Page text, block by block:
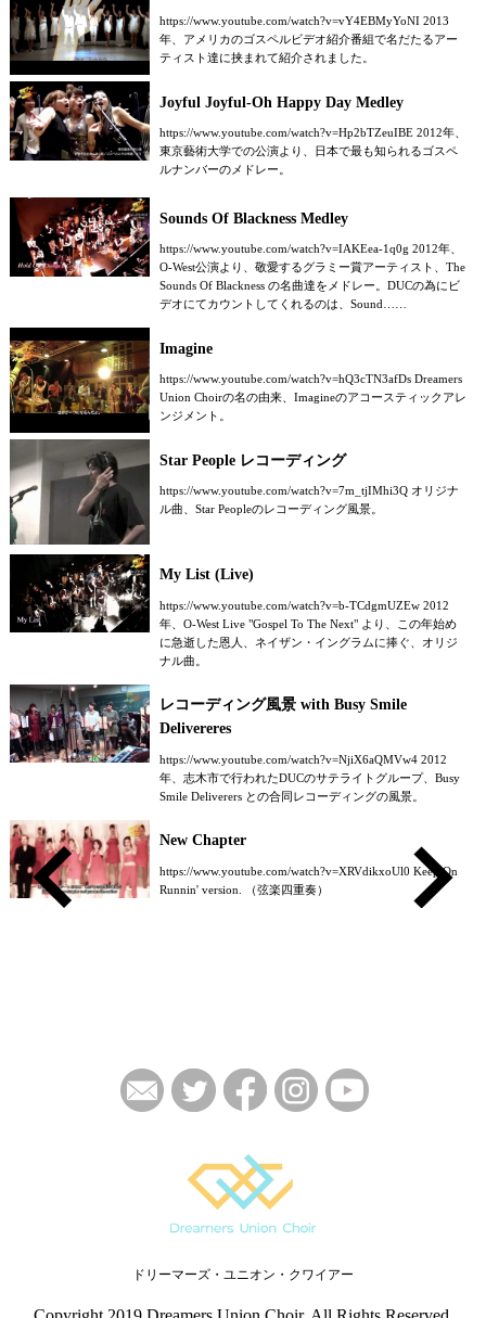
https://www.youtube.com/watch?v=vY4EBMyYoNI 2013
年、アメリカのゴスペルビデオ紹介番組で名だたるアー
ティスト達に挟まれて紹介されました。
Joyful Joyful-Oh Happy Day Medley
https://www.youtube.com/watch?v=Hp2bTZeuIBE 2012年、
東京藝術大学での公演より、日本で最も知られるゴスペ
ルナンバーのメドレー。
Sounds Of Blackness Medley
https://www.youtube.com/watch?v=IAKEea-1q0g 2012年、
O-West公演より、敬愛するグラミー賞アーティスト、The
Sounds Of Blackness の名曲達をメドレー。DUCの為にビ
デオにてカウントしてくれるのは、Sound……
Imagine
https://www.youtube.com/watch?v=hQ3cTN3afDs Dreamers
Union Choirの名の由来、Imagineのアコースティックアレ
ンジメント。
Star People レコーディング
https://www.youtube.com/watch?v=7m_tjIMhi3Q オリジナ
ル曲、Star Peopleのレコーディング風景。
My List (Live)
https://www.youtube.com/watch?v=b-TCdgmUZEw 2012
年、O-West Live "Gospel To The Next" より、この年始め
に急逝した恩人、ネイザン・イングラムに捧ぐ、オリジ
ナル曲。
レコーディング風景 with Busy Smile
Delivereres
https://www.youtube.com/watch?v=NjiX6aQMVw4 2012
年、志木市で行われたDUCのサテライトグループ、Busy
Smile Deliverers との合同レコーディングの風景。
New Chapter
https://www.youtube.com/watch?v=XRVdikxoUl0 Keep On
Runnin' version. （弦楽四重奏）
ドリーマーズ・ユニオン・クワイアー